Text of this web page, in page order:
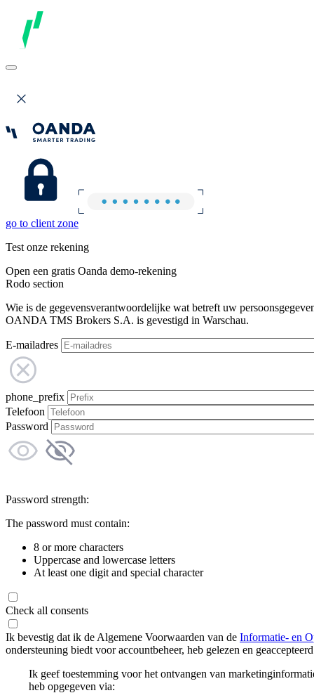
go to client zone
Test onze rekening
Open een gratis Oanda demo-rekening
Rodo section
Wie is de gegevensverantwoordelijke wat betreft uw
OANDA TMS Brokers S.A. is gevestigd in Warschau.
E-mailadres
phone_prefix
Telefoon
Password
Password strength:
The password must contain:
8 or more characters
Uppercase and lowercase letters
At least one digit and special character
Check all consents
Ik bevestig dat ik de Algemene Voorwaarden van de Informatie- en
ondersteuning biedt voor accountbeheer, heb gelezen en
Ik geef toestemming voor het ontvangen van
heb opgegeven via: